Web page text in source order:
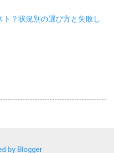
？状況別の選び方と失敗し
by Blogger